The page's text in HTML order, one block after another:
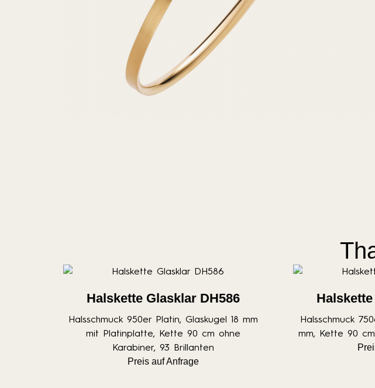
Halskette Glasklar DH586
Halsschmuck 950er Platin, Glaskugel 18 mm
mit Platinplatte, Kette 90 cm ohne
Karabiner, 93 Brillanten
Preis auf Anfrage
Halsschmuck
mm, Kette 90